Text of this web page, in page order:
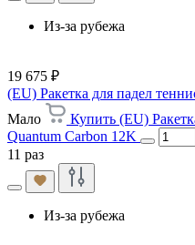
Из-за рубежа
19 675 ₽
(EU) Ракетка для падел
Мало
Купить (EU)
Quantum Carbon 12K
11 раз
Из-за рубежа